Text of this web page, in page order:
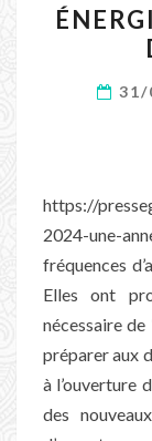
31/
https://
2024-une-
fréquences
Elles ont
nécessaire de
préparer aux
à l’ouverture
des